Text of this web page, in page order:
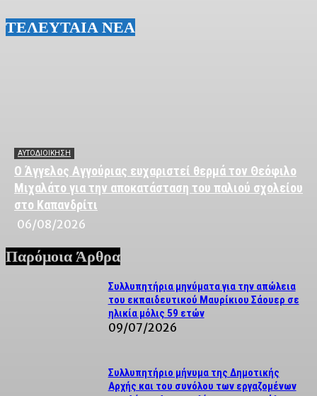
ΤΕΛΕΥΤΑΙΑ ΝΕΑ
ΑΥΤΟΔΙΟΙΚΗΣΗ
Ο Άγγελος Αγγούριας ευχαριστεί θερμά τον Θεόφιλο
Μιχαλάτο για την αποκατάσταση του παλιού σχολείου
στο Καπανδρίτι
06/08/2026
Παρόμοια Άρθρα
Συλλυπητήρια μηνύματα για την απώλεια
του εκπαιδευτικού Μαυρίκιου Σάουερ σε
ηλικία μόλις 59 ετών
09/07/2026
Συλλυπητήριο μήνυμα της Δημοτικής
Αρχής και του συνόλου των εργαζομένων